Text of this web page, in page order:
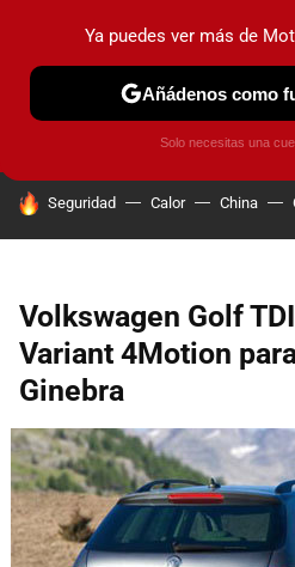
PRUEBAS COCHES
HOY SE HABLA DE
Seguridad Calor China
Volkswagen Golf
Variant 4Motion
Ginebra
Ya puedes ver más de
Añádenos como
Solo necesitas una